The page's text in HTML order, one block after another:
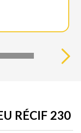
RÉCIF 230